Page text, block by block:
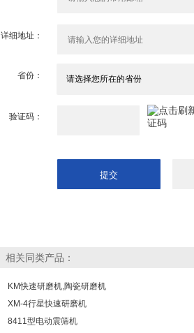
详细地址：
省份：
验证码：
相关同类产品：
KM快速研磨机,陶瓷研磨机
XM-4行星快速研磨机
8411型电动震筛机